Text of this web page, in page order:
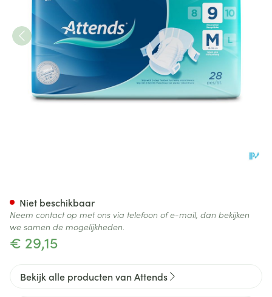
€ 29,15
Niet beschikbaar
Neem contact op met ons via telefoon of e-mail, dan bekijken
we samen de mogelijkheden.
Bekijk alle producten van Attends